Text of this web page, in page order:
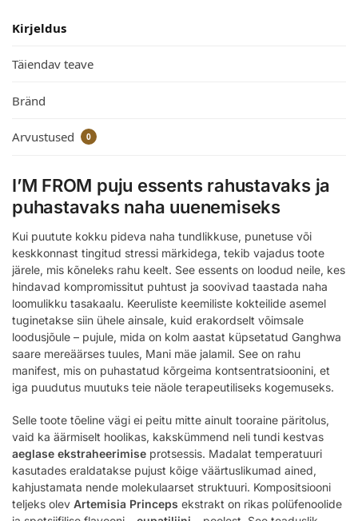
Kirjeldus
Täiendav teave
Bränd
Arvustused 0
I’M FROM puju essents rahustavaks ja
puhastavaks naha uuenemiseks
Kui puutute kokku pideva naha tundlikkuse, punetuse või
keskkonnast tingitud stressi märkidega, tekib vajadus toote
järele, mis kõneleks rahu keelt. See essents on loodud neile, kes
hindavad kompromissitut puhtust ja soovivad taastada naha
loomulikku tasakaalu. Keeruliste keemiliste kokteilide asemel
tuginetakse siin ühele ainsale, kuid erakordselt võimsale
loodusjõule – pujule, mida on kolm aastat küpsetatud Ganghwa
saare mereäärses tuules, Mani mäe jalamil. See on rahu
manifest, mis on puhastatud kõrgeima kontsentratsioonini, et
iga puudutus muutuks teie näole terapeutiliseks kogemuseks.
Selle toote tõeline vägi ei peitu mitte ainult tooraine päritolus,
vaid ka äärmiselt hoolikas, kakskümmend neli tundi kestvas
aeglase ekstraheerimise protsessis. Madalat temperatuuri
kasutades eraldatakse pujust kõige väärtuslikumad ained,
kahjustamata nende molekulaarset struktuuri. Kompositsiooni
teljeks olev Artemisia Princeps ekstrakt on rikas polüfenoolide